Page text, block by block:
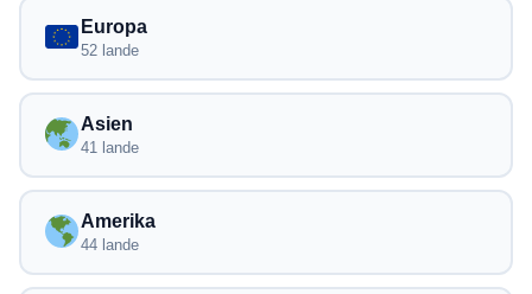
smartphones med eSIM.
Europa
52 lande
Asien
41 lande
Amerika
44 lande